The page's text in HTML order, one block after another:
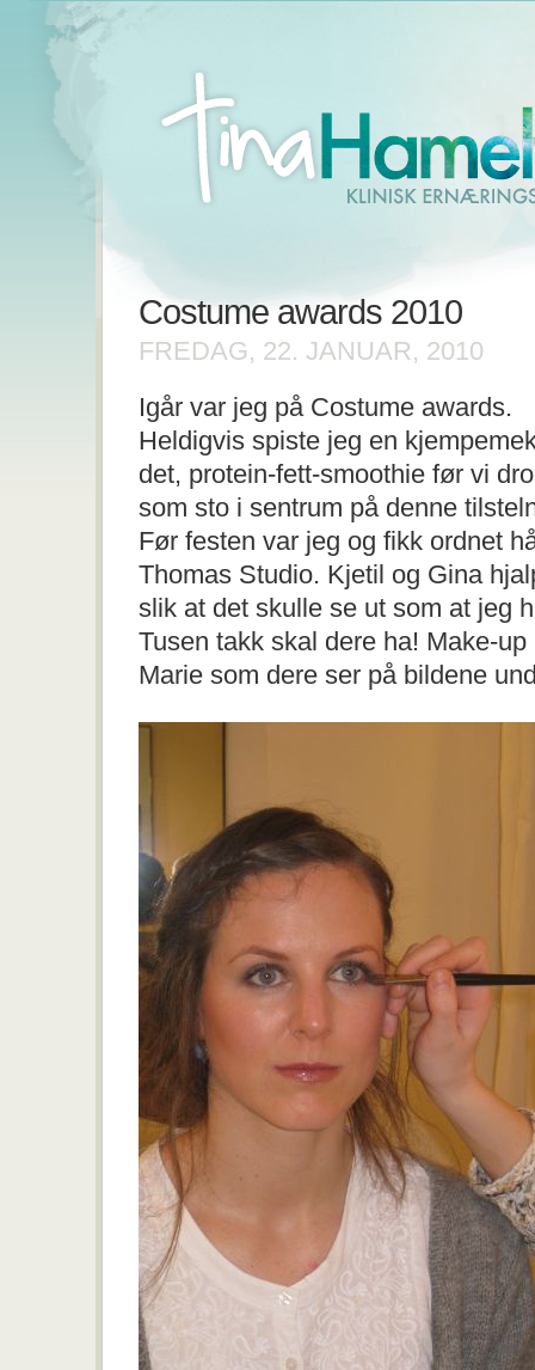
Costume awards 2010
FREDAG, 22. JANUAR, 2010
Igår var jeg på Costume awards.
Heldigvis spiste jeg en
det, protein-fett-smoothie før vi
som sto i sentrum på denne
Før festen var jeg og fikk ordnet
Thomas Studio. Kjetil og Gina
slik at det skulle se ut som at jeg
Tusen takk skal dere ha! Make-
Marie som dere ser på bildene